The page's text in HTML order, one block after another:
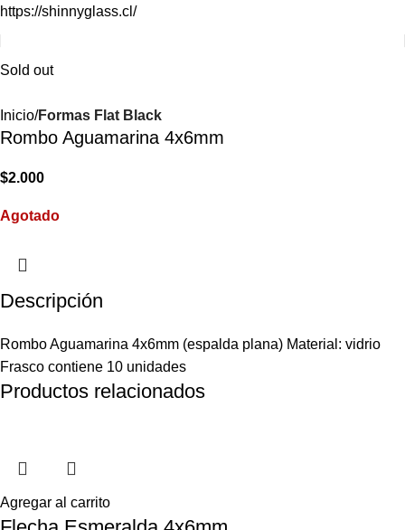
https://shinnyglass.cl/
Sold out
Inicio Formas Flat Black
Rombo Aguamarina 4x6mm
$2.000
Agotado
Descripción
Rombo Aguamarina 4x6mm (espalda plana) Material: vidrio
Frasco contiene 10 unidades
Productos relacionados
Agregar al carrito